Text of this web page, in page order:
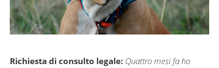
Richiesta di consulto legale: Quattro mesi fa ho